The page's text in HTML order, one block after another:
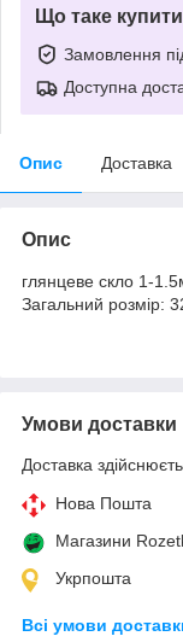
Що таке
Замовлення
Доступна
Опис Доставка
Опис
глянцеве скло 1-
Загальний розмір:
Умови доставки
Доставка
Нова Пошта
Магазини
Укрпошта
Всі умови